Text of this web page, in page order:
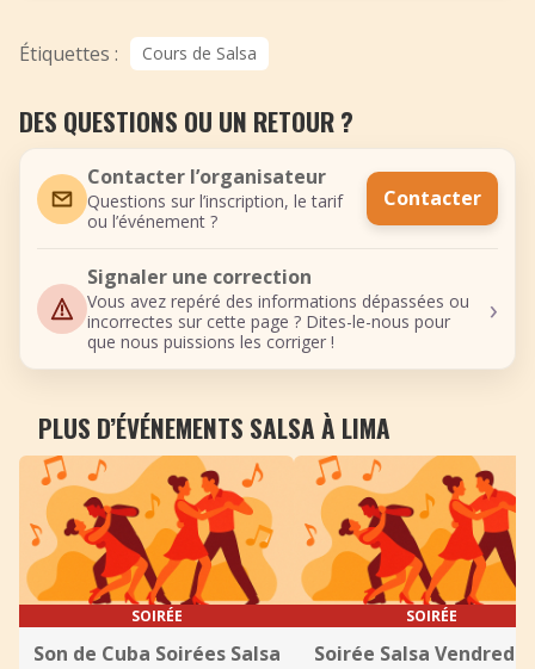
Étiquettes : Cours de Salsa
DES QUESTIONS OU UN RETOUR ?
Contacter l’organisateur
Questions sur l’inscription, le tarif
ou l’événement ?
Contacter
Signaler une correction
Vous avez repéré des informations dépassées ou
incorrectes sur cette page ? Dites-le-nous pour
que nous puissions les corriger !
›
PLUS D’ÉVÉNEMENTS SALSA À LIMA
SOIRÉE
Son de Cuba Soirées Salsa
SOIRÉE
Soirée Salsa Vendredi